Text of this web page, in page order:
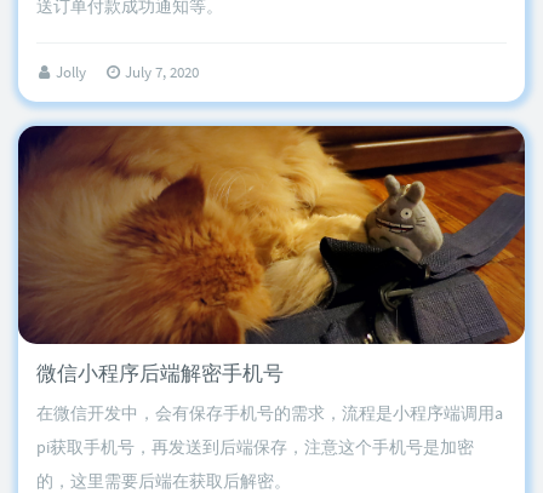
送订单付款成功通知等。
Jolly July 7, 2020
微信小程序后端解密手机号
在微信开发中，会有保存手机号的需求，流程是小程序端调用a
pi获取手机号，再发送到后端保存，注意这个手机号是加密
的，这里需要后端在获取后解密。